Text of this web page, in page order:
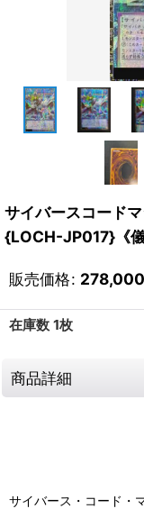
サイバースコード
{LOCH-JP017}《儀
販売価格: 278,000
在庫数 1枚
商品詳細
サイバース・コード・